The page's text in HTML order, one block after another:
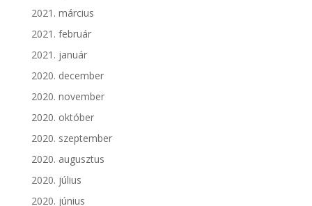
2021. március
2021. február
2021. január
2020. december
2020. november
2020. október
2020. szeptember
2020. augusztus
2020. július
2020. június